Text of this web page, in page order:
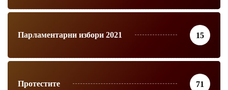
Парламентарни избори 2021 15
Протестите 71